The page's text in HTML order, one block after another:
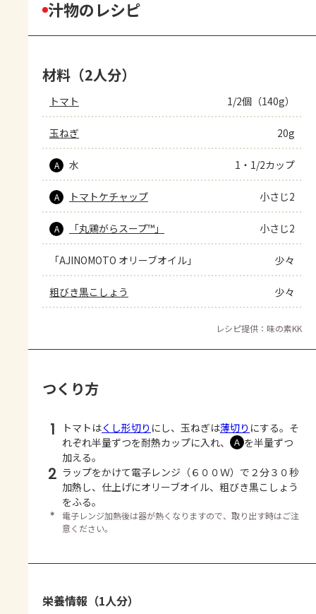
汁物のレシピ
材料（2人分）
トマト 1/2個（140g）
玉ねぎ 20g
A 水 1・1/2カップ
A トマトケチャップ 小さじ2
A 「丸鶏がらスープ™」 小さじ2
「AJINOMOTO オリーブオイル」 少々
粗びき黒こしょう 少々
レシピ提供：味の素KK
つくり方
1 トマトはくし形切り にし、玉ねぎは薄切り にする。そ
れぞれ半量ずつを耐熱カップに入れ、
Ａ を半量ずつ
加える。
2 ラップをかけて電子レンジ（６００Ｗ）で２分３０秒
加熱し、仕上げにオリーブオイル、粗びき黒こしょう
をふる。
＊
電子レンジ加熱後は器が熱くなりますので、取り出す時はご注
意ください。
栄養情報（1人分）